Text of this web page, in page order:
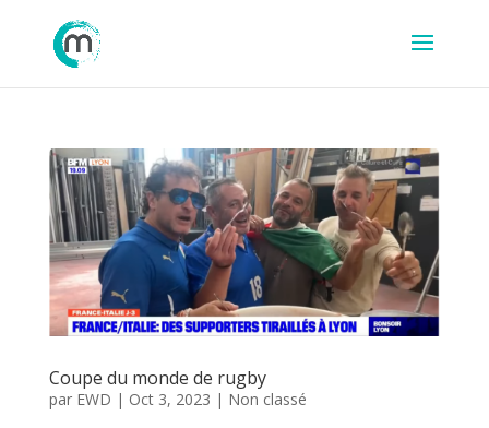
Coupe du monde de rugby
par EWD | Oct 3, 2023 | Non classé